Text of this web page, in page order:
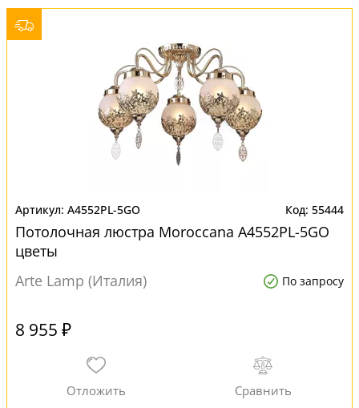
A4552PL-5GO 55444
Потолочная люстра Moroccana A4552PL-5GO
цветы
Arte Lamp (Италия)
По запросу
8 955 ₽